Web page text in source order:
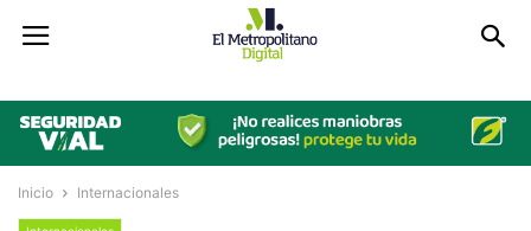
Inicio Internacionales